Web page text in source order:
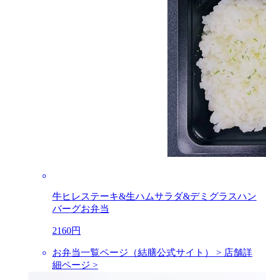
牛ヒレステーキ&生ハムサラダ&デミグラスハン
バーグお弁当
2160円
お弁当一覧ページ（結膳公式サイト） > 店舗詳
細ページ >